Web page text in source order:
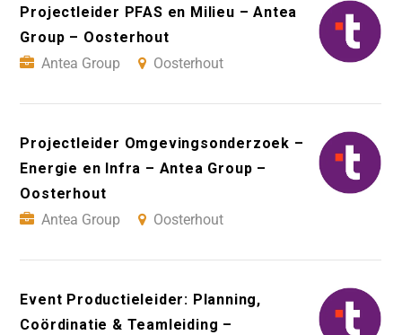
Projectleider PFAS en Milieu – Antea
Group – Oosterhout
Antea Group
Oosterhout
Projectleider Omgevingsonderzoek –
Energie en Infra – Antea Group –
Oosterhout
Antea Group
Oosterhout
Event Productieleider: Planning,
Coördinatie & Teamleiding –